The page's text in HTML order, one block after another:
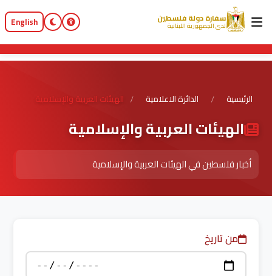
سفارة دولة فلسطين
لدى الجمهورية اللبنانية English
الرئيسية / الدائرة الاعلامية / الهيئات العربية والإسلامية
الهيئات العربية والإسلامية
أخبار فلسطين في الهيئات العربية والإسلامية
من تاريخ